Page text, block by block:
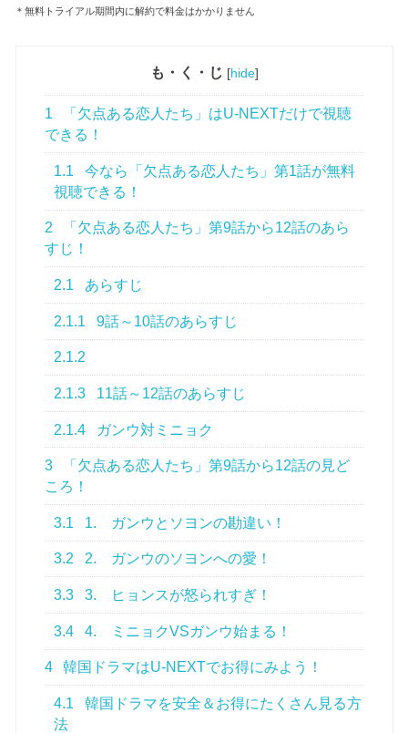
＊無料トライアル期間内に解約で料金はかかりません
も・く・じ [hide]
1
「欠点ある恋人たち」はU-NEXTだけで視聴
できる！
1.1
今なら「欠点ある恋人たち」第1話が無料
視聴できる！
2
「欠点ある恋人たち」第9話から12話のあら
すじ！
2.1 あらすじ
2.1.1 9話～10話のあらすじ
2.1.2
2.1.3 11話～12話のあらすじ
2.1.4 ガンウ対ミニョク
3
「欠点ある恋人たち」第9話から12話の見ど
ころ！
3.1 1. ガンウとソヨンの勘違い！
3.2 2. ガンウのソヨンへの愛！
3.3 3. ヒョンスが怒られすぎ！
3.4 4. ミニョクVSガンウ始まる！
4 韓国ドラマはU-NEXTでお得にみよう！
4.1
韓国ドラマを安全＆お得にたくさん見る方
法